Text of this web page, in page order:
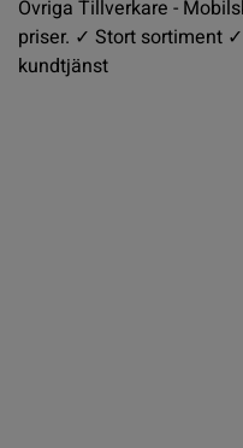
Övriga Tillverkare -
priser. ✓ Stort sortiment
kundtjänst